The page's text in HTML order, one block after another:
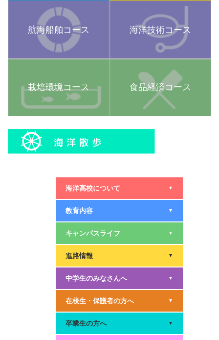
航海船舶コース 海洋技術コース
栽培環境コース 食品経済コース
海洋高校について ▼
教育内容 ▼
キャンパスライフ ▼
進路情報 ▼
中学生のみなさんへ ▼
在校生・保護者の方へ ▼
卒業生の方へ ▼